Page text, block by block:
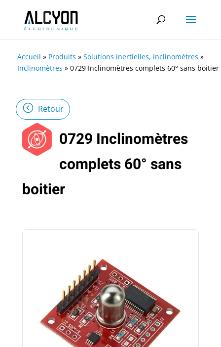
Accueil » Produits » Solutions inertielles, inclinomètres »
Inclinomètres » 0729 Inclinomètres complets 60° sans boitier
Retour
0729 Inclinomètres
complets 60° sans
boitier